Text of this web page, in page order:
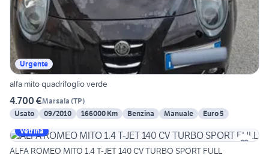
Urgente
alfa mito quadrifoglio verde
4.700 €Marsala (TP)
Usato
09/2010 166000 Km Benzina Manuale
Euro 5
Vetrina
ALFA ROMEO MITO 1.4 T-JET 140 CV TURBO SPORT FULL